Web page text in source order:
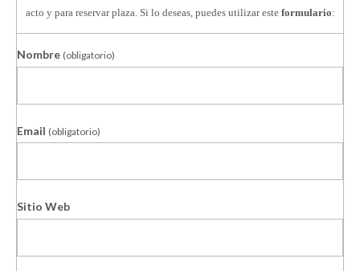
acto y para reservar plaza. Si lo deseas, puedes utilizar este formulario:
Nombre (obligatorio)
Email (obligatorio)
Sitio Web